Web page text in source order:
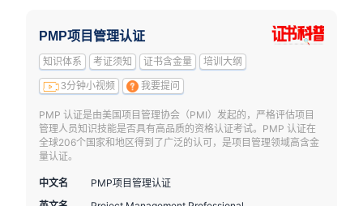
PMP项目管理认证
知识体系 考证须知 证书含金量 培训大纲
3分钟小视频 我要提问
PMP 认证是由美国项目管理协会（PMI）发起的，严格评估项目
管理人员知识技能是否具有高品质的资格认证考试。PMP 认证在
全球206个国家和地区得到了广泛的认可，是项目管理领域高含金
量认证。
中文名
PMP项目管理认证